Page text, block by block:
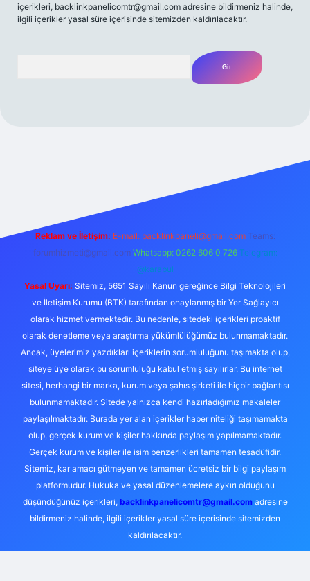
içerikleri, backlinkpanelicomtr@gmail.com adresine bildirmeniz halinde,
ilgili içerikler yasal süre içerisinde sitemizden kaldırılacaktır.
Reklam ve İletişim: E-mail: backlinkpaneli@gmail.com Teams:
forumhizmeti@gmail.com Whatsapp: 0262 606 0 726 Telegram:
@karabul
Yasal Uyarı: Sitemiz, 5651 Sayılı Kanun gereğince Bilgi Teknolojileri
ve İletişim Kurumu (BTK) tarafından onaylanmış bir Yer Sağlayıcı
olarak hizmet vermektedir. Bu nedenle, sitedeki içerikleri proaktif
olarak denetleme veya araştırma yükümlülüğümüz bulunmamaktadır.
Ancak, üyelerimiz yazdıkları içeriklerin sorumluluğunu taşımakta olup,
siteye üye olarak bu sorumluluğu kabul etmiş sayılırlar. Bu internet
sitesi, herhangi bir marka, kurum veya şahıs şirketi ile hiçbir bağlantısı
bulunmamaktadır. Sitede yalnızca kendi hazırladığımız makaleler
paylaşılmaktadır. Burada yer alan içerikler haber niteliği taşımamakta
olup, gerçek kurum ve kişiler hakkında paylaşım yapılmamaktadır.
Gerçek kurum ve kişiler ile isim benzerlikleri tamamen tesadüfidir.
Sitemiz, kar amacı gütmeyen ve tamamen ücretsiz bir bilgi paylaşım
platformudur. Hukuka ve yasal düzenlemelere aykırı olduğunu
düşündüğünüz içerikleri, backlinkpanelicomtr@gmail.comadresine
bildirmeniz halinde, ilgili içerikler yasal süre içerisinde sitemizden
kaldırılacaktır.